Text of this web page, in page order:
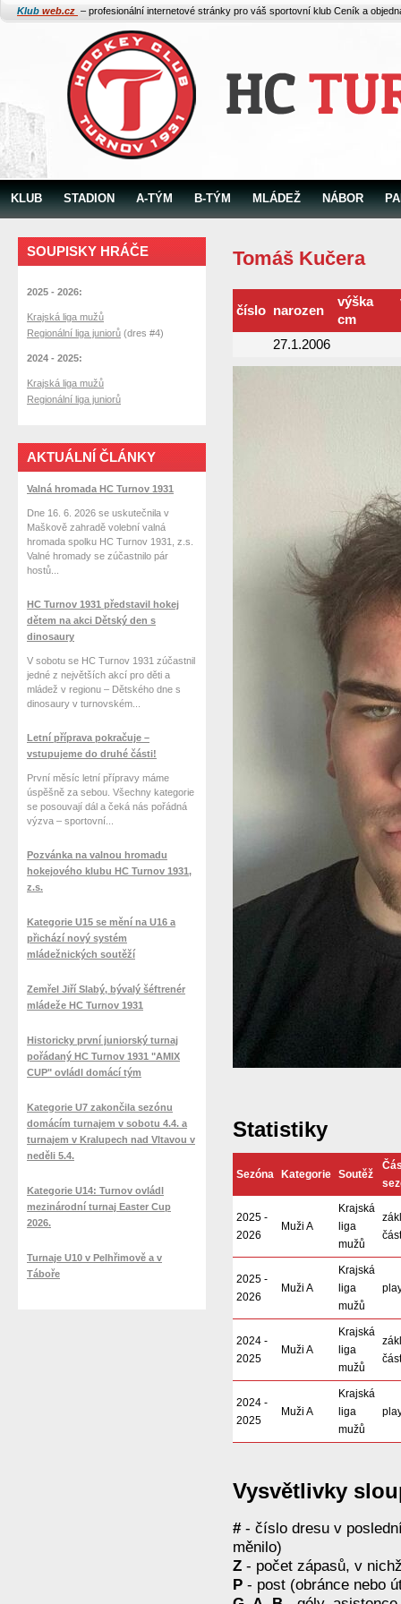
Klub web.cz – profesionální internetové stránky pro váš sportovní klub Ceník a
KLUB STADION A-TÝM B-TÝM MLÁDEŽ NÁBOR
Tomáš Kučera
číslo narozen
výška
cm
27.1.2006
Statistiky
Sezóna Kategorie Soutěž
2025 -
2026
Muži A
Krajská
liga
mužů
část
2025 -
2026
Muži A
Krajská
liga
mužů
2024 -
2025
Muži A
Krajská
liga
mužů
část
2024 -
2025
Muži A
Krajská
liga
mužů
Vysvětlivky
# - číslo dresu v
měnilo)
Z - počet zápasů, v
P - post (obránce nebo
SOUPISKY HRÁČE
2025 - 2026:
Krajská liga mužů
Regionální liga juniorů (dres #4)
2024 - 2025:
Krajská liga mužů
Regionální liga juniorů
AKTUÁLNÍ ČLÁNKY
Valná hromada HC Turnov 1931
Dne 16. 6. 2026 se uskutečnila v
Maškově zahradě volební valná
hromada spolku HC Turnov 1931, z.s.
Valné hromady se zúčastnilo pár
hostů...
HC Turnov 1931 představil hokej
dětem na akci Dětský den s
dinosaury
V sobotu se HC Turnov 1931 zúčastnil
jedné z největších akcí pro děti a
mládež v regionu – Dětského dne s
dinosaury v turnovském...
Letní příprava pokračuje –
vstupujeme do druhé části!
První měsíc letní přípravy máme
úspěšně za sebou. Všechny kategorie
se posouvají dál a čeká nás pořádná
výzva – sportovní...
Pozvánka na valnou hromadu
hokejového klubu HC Turnov 1931,
z.s.
Kategorie U15 se mění na U16 a
přichází nový systém
mládežnických soutěží
Zemřel Jiří Slabý, bývalý šéftrenér
mládeže HC Turnov 1931
Historicky první juniorský turnaj
pořádaný HC Turnov 1931 "AMIX
CUP" ovládl domácí tým
Kategorie U7 zakončila sezónu
domácím turnajem v sobotu 4.4. a
turnajem v Kralupech nad Vltavou v
neděli 5.4.
Kategorie U14: Turnov ovládl
mezinárodní turnaj Easter Cup
2026.
Turnaje U10 v Pelhřimově a v
Táboře